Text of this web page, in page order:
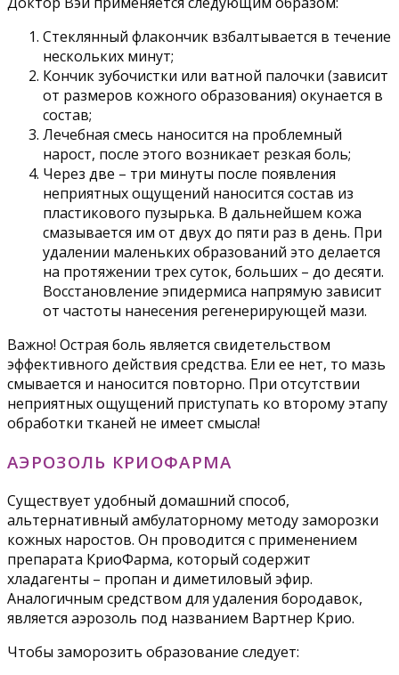
Стеклянный флакончик взбалтывается в течение
нескольких минут;
Кончик зубочистки или ватной палочки (зависит
от размеров кожного образования) окунается в
состав;
Лечебная смесь наносится на проблемный
нарост, после этого возникает резкая боль;
Через две – три минуты после появления
неприятных ощущений наносится состав из
пластикового пузырька. В дальнейшем кожа
смазывается им от двух до пяти раз в день. При
удалении маленьких образований это делается
на протяжении трех суток, больших – до десяти.
Восстановление эпидермиса напрямую зависит
от частоты нанесения регенерирующей мази.
Важно! Острая боль является свидетельством
эффективного действия средства. Ели ее нет, то мазь
смывается и наносится повторно. При отсутствии
неприятных ощущений приступать ко второму этапу
обработки тканей не имеет смысла!
АЭРОЗОЛЬ КРИОФАРМА
Существует удобный домашний способ,
альтернативный амбулаторному методу заморозки
кожных наростов. Он проводится с применением
препарата КриоФарма, который содержит
хладагенты – пропан и диметиловый эфир.
Аналогичным средством для удаления бородавок,
является аэрозоль под названием Вартнер Крио.
Чтобы заморозить образование следует: